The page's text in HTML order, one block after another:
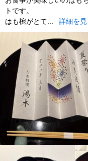
トです。
はも椀がとて...
詳細を見